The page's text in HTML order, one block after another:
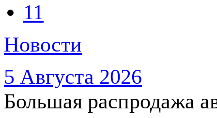
11
Новости
5 Августа 2026
Большая распродажа